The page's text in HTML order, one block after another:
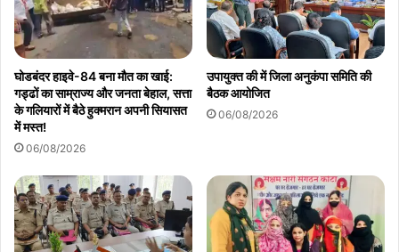
घोडबंदर हाइवे-84 बना मौत का खाई:
गड्ढों का साम्राज्य और जनता बेहाल, सत्ता
के गलियारों में बैठे हुक्मरान अपनी सियासत
में मस्त!
06/08/2026
उपायुक्त की में जिला अनुकंपा समिति की
बैठक आयोजित
06/08/2026